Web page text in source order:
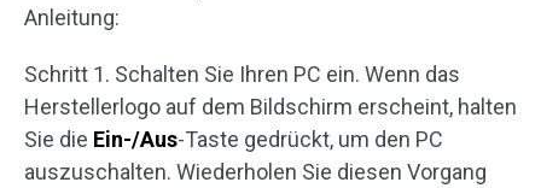
Anleitung:
Schritt 1. Schalten Sie Ihren PC ein. Wenn das
Herstellerlogo auf dem Bildschirm erscheint, halten
Sie die Ein-/Aus-Taste gedrückt, um den PC
auszuschalten. Wiederholen Sie diesen Vorgang